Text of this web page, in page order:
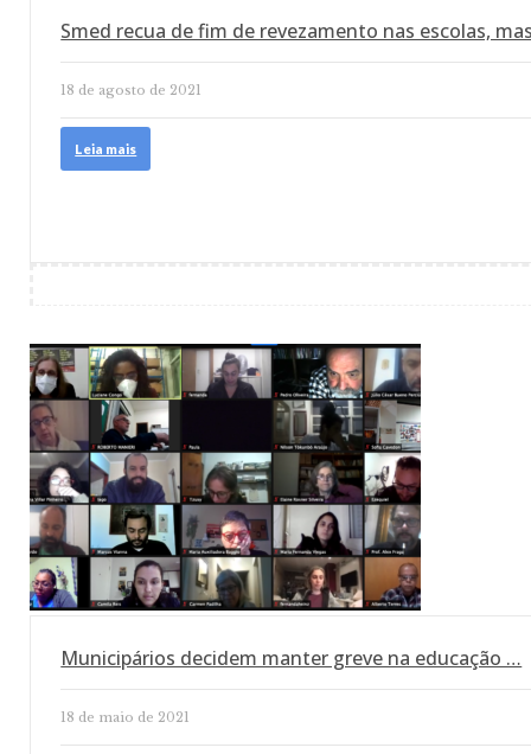
Smed recua de fim de revezamento nas escolas,
18 de agosto de 2021
Leia mais
Municipários decidem manter greve na educação …
18 de maio de 2021